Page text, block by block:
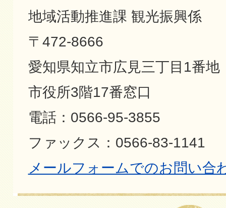
地域活動推進課 観光振興係
〒472-8666
愛知県知立市広見三丁目1番地
市役所3階17番窓口
電話：0566-95-3855
ファックス：0566-83-1141
メールフォームでのお問い合